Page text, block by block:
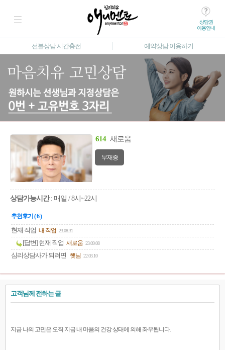
상담권
이용안내
선불상담 시간충전 예약상담 이용하기
614 새로움
상담가능시간: 매일 / 8시~22시
부재중
추천후기 ( 6 )
현재 직업 내 직업 23.08.31
[답변] 현재 직업 새로움 23.09.08
심리상담사가 되려면 햇님 22.03.10
고객님께 전하는 글
지금 나의 고민은 오직 지금 내 마음의 건강 상태에 의해 좌우됩니다.